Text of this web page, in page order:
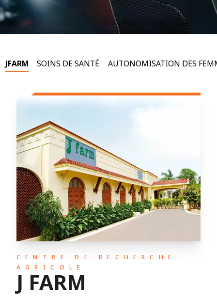
JFARM SOINS DE SANTÉ AUTONOMISATION DES
CENTRE DE RECHERCHE
AGRICOLE
J FARM